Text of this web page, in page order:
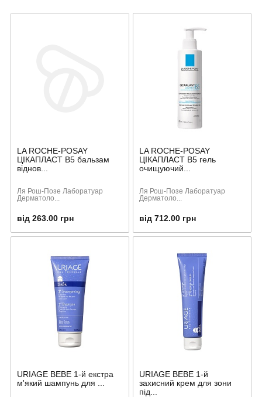
LA ROCHE-POSAY
ЦІКАПЛАСТ В5 бальзам
віднов...
Ля Рош-Позе Лаборатуар
Дерматоло...
від 263.00 грн
LA ROCHE-POSAY
ЦІКАПЛАСТ В5 гель
очищуючий...
Ля Рош-Позе Лаборатуар
Дерматоло...
від 712.00 грн
URIAGE BEBE 1-й екстра
м'який шампунь для ...
URIAGE BEBE 1-й
захисний крем для зони
під...